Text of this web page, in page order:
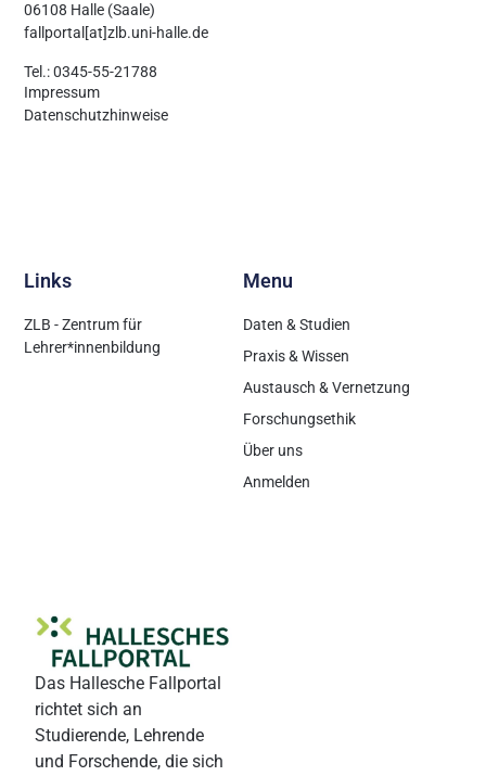
Das Hallesche Fallportal
richtet sich an
Studierende, Lehrende
und Forschende, die sich
Menu
Daten & Studien
Praxis & Wissen
Austausch & Vernetzung
Forschungsethik
Über uns
Anmelden
Links
ZLB - Zentrum für
Lehrer*innenbildung
06108 Halle (Saale)
fallportal[at]zlb.uni-halle.de
Tel.: 0345-55-21788
Impressum
Datenschutzhinweise